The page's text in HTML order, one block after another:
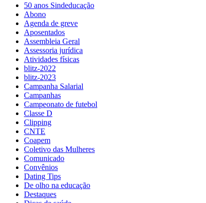
50 anos Sindeducação
Abono
Agenda de greve
Aposentados
Assembleia Geral
Assessoria jurídica
Atividades físicas
blitz-2022
blitz-2023
Campanha Salarial
Campanhas
Campeonato de futebol
Classe D
Clipping
CNTE
Coapem
Coletivo das Mulheres
Comunicado
Convênios
Dating Tips
De olho na educação
Destaques